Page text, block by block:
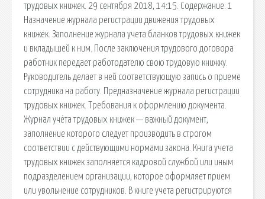
трудовых книжек. 29 сентября 2018, 14:15. Содержание. 1
Назначение журнала регистрации движения трудовых
книжек. Заполнение журнала учета бланков трудовых книжек
и вкладышей к ним. После заключения трудового договора
работник передает работодателю свою трудовую книжку.
Руководитель делает в ней соответствующую запись о приеме
сотрудника на работу. Предназначение журнала регистрации
трудовых книжек. Требования к оформлению документа.
Журнал учёта трудовых книжек — важный документ,
заполнение которого следует производить в строгом
соответствии с действующими нормами закона. Книга учета
трудовых книжек заполняется кадровой службой или иным
подразделением организации, которое оформляет прием
или увольнение сотрудников. В книге учета регистрируются